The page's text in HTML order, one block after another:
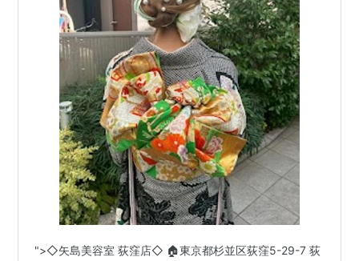
">◇矢島美容室 荻窪店◇ 🏠東京都杉並区荻窪5-29-7 荻